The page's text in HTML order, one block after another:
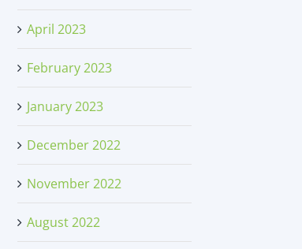
April 2023
February 2023
January 2023
December 2022
November 2022
August 2022